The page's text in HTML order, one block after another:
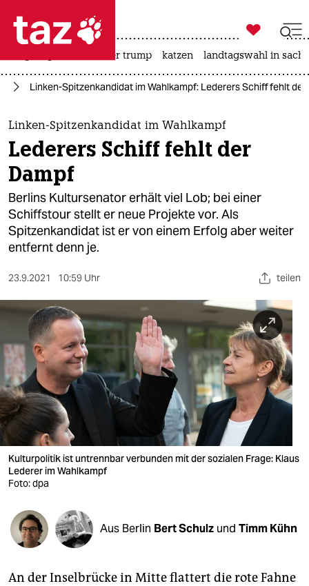
 taz zahl ich
taz zahl ich
themen
politik
öko
gesellschaft
kultur
sport
berlin
nord
wahrheit
verlag
verlag
veranstaltungen
shop
fragen & hilfe
unterstützen

taz zahl ich
usa unter trump katzen landtagswahl in
Linken-Spitzenkandidat im Wahlkampf: Lederers Schiff fehlt der
Linken-Spitzenkandidat im Wahlkampf
Lederers Schiff fehlt der
Dampf
Berlins Kultursenator erhält viel Lob; bei einer
Schiffstour stellt er neue Projekte vor. Als
Spitzenkandidat ist er von einem Erfolg aber weiter
entfernt denn je.
23.9.2021 10:59 Uhr teilen
Kulturpolitik ist untrennbar verbunden mit der sozialen Frage: Klaus
Lederer im Wahlkampf
Foto: dpa
Aus Berlin Bert Schulz und Timm Kühn
An der Inselbrücke in Mitte flattert die rote Fahne